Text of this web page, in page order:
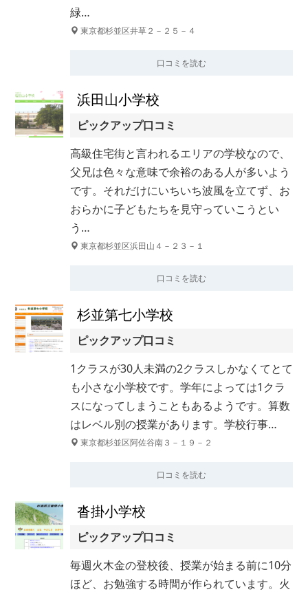
緑…
東京都杉並区井草２－２５－４
口コミを読む
浜田山小学校
ピックアップ口コミ
高級住宅街と言われるエリアの学校なので、
父兄は色々な意味で余裕のある人が多いよう
です。それだけにいちいち波風を立てず、お
おらかに子どもたちを見守っていこうとい
う…
東京都杉並区浜田山４－２３－１
口コミを読む
杉並第七小学校
ピックアップ口コミ
1クラスが30人未満の2クラスしかなくてとて
も小さな小学校です。学年によっては1クラ
スになってしまうこともあるようです。算数
はレベル別の授業があります。学校行事…
東京都杉並区阿佐谷南３－１９－２
口コミを読む
沓掛小学校
ピックアップ口コミ
毎週火木金の登校後、授業が始まる前に10分
ほど、お勉強する時間が作られています。火